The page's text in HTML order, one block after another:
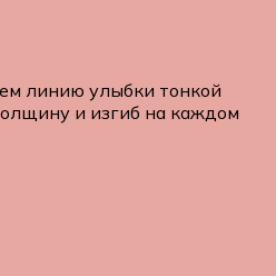
линию улыбки тонкой
и изгиб на каждом